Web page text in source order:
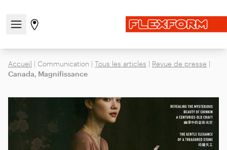
Ouvrir/fermer le menu de navigation
Aller à la page des magasins
Accueil | Communication | Tous les articles | Revue de presse |
Canada, Magnifissance